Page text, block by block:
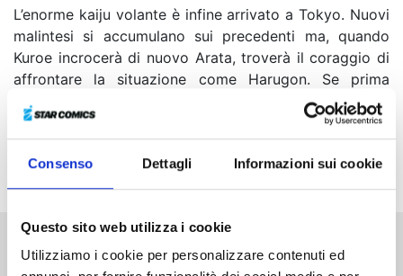
Consenso Dettagli Informazioni sui cookie
Questo sito web utilizza i cookie
Utilizziamo i cookie per personalizzare contenuti ed
L’enorme kaiju volante è infine arrivato a Tokyo. Nuovi
malintesi si accumulano sui precedenti ma, quando
Kuroe incrocerà di nuovo Arata, troverà il coraggio di
affrontare la situazione come Harugon. Se prima
Kuroe/Harugon si sentiva in vantaggio grazie
all’aspetto da kaiju, ora una ferita infertale dal nemico
mette la sua vita in pericolo... Come si comporterà
Arata?